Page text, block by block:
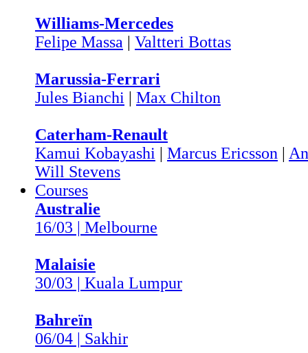
Williams-Mercedes
Felipe Massa | Valtteri Bottas
Marussia-Ferrari
Jules Bianchi | Max Chilton
Caterham-Renault
Kamui Kobayashi | Marcus Ericsson |
Will Stevens
Courses
Australie
16/03 | Melbourne
Malaisie
30/03 | Kuala Lumpur
Bahreïn
06/04 | Sakhir